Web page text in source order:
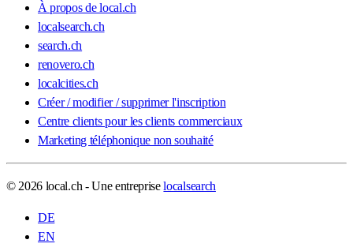
À propos de local.ch
localsearch.ch
search.ch
renovero.ch
localcities.ch
Créer / modifier / supprimer l'inscription
Centre clients pour les clients commerciaux
Marketing téléphonique non souhaité
© 2026 local.ch - Une entrepriselocalsearch
DE
EN